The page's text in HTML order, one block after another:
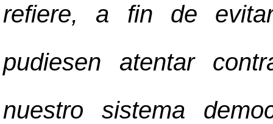
refiere, a fin de
pudiesen atentar
nuestro sistema